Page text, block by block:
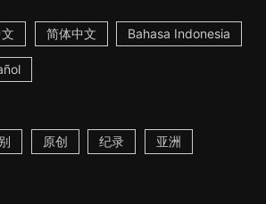
简体中文 Bahasa Indonesia
原创 纪录 亚洲